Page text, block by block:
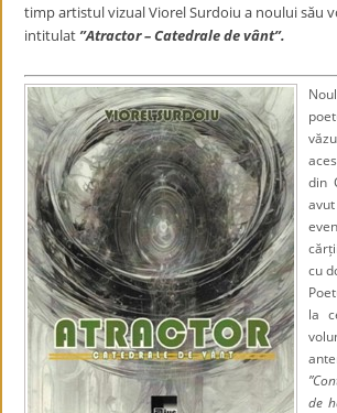
timp artistul vizual Viorel Surdoiu a noului său
intitulat ”Atractor – Catedrale de vânt”.
din
cu
la
de